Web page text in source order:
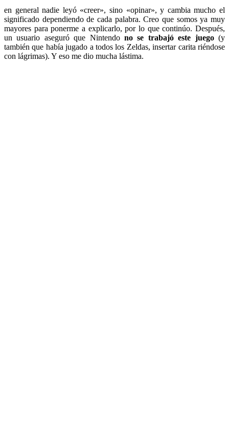
en general nadie leyó «creer», sino «opinar», y cambia mucho el
significado dependiendo de cada palabra. Creo que somos ya muy
mayores para ponerme a explicarlo, por lo que continúo. Después,
un usuario aseguró que Nintendono se trabajó este juego(y
también que había jugado a todos los Zeldas, insertar carita riéndose
con lágrimas). Y eso me dio mucha lástima.